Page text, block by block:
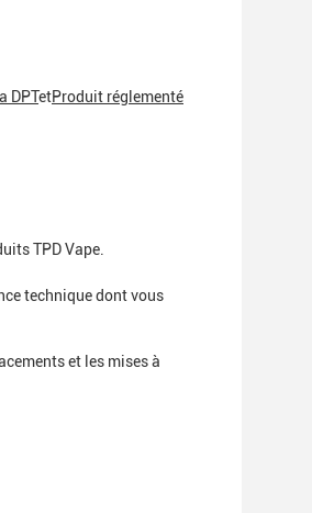
DPTetProduit réglementé
TPD Vape.
technique dont vous
et les mises à